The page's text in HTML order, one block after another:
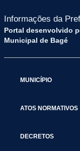
Informações da
Portal desenvolvido
Municipal de Bagé
MUNICÍPIO
ATOS NORMATIVOS
DECRETOS